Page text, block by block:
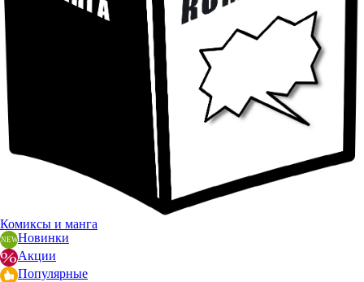
Комиксы и манга
Новинки
Акции
Популярные